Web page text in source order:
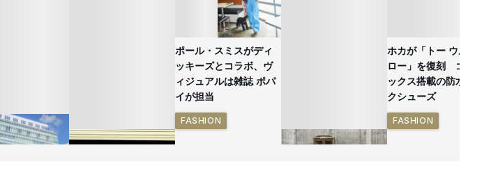
ポール・スミスがディ
ッキーズとコラボ、ヴ
ィジュアルは雑誌 ポパ
イが担当
FASHION
ホカが「トー ウルト
ロー」を復刻 ゴア
ックス搭載の防水ハ
クシューズ
FASHION